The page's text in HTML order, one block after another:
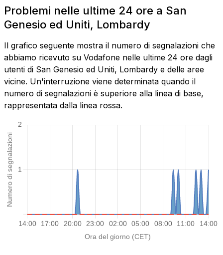
Problemi nelle ultime 24 ore a San
Genesio ed Uniti, Lombardy
Il grafico seguente mostra il numero di segnalazioni che
abbiamo ricevuto su Vodafone nelle ultime 24 ore dagli
utenti di San Genesio ed Uniti, Lombardy e delle aree
vicine. Un'interruzione viene determinata quando il
numero di segnalazioni è superiore alla linea di base,
rappresentata dalla linea rossa.